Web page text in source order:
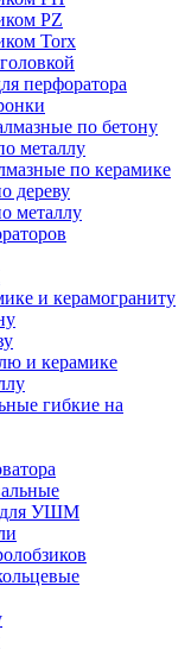
PZ
Torx
перфоратора
по бетону
металлу
по керамике
дереву
металлу
и керамограниту
и керамике
гибкие на
для УШМ